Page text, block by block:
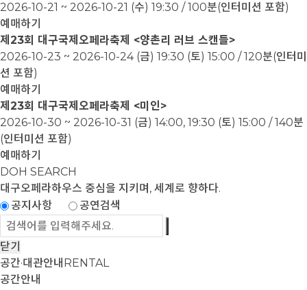
2026-10-21 ~ 2026-10-21 (수) 19:30 / 100분(인터미션 포함)
예매하기
제23회 대구국제오페라축제 <양촌리 러브 스캔들>
2026-10-23 ~ 2026-10-24 (금) 19:30 (토) 15:00 / 120분(인터미
션 포함)
예매하기
제23회 대구국제오페라축제 <미인>
2026-10-30 ~ 2026-10-31 (금) 14:00, 19:30 (토) 15:00 / 140분
(인터미션 포함)
예매하기
DOH SEARCH
대구오페라하우스 중심을 지키며, 세계로 향하다.
공지사항
공연검색
닫기
공간·대관안내 RENTAL
공간안내